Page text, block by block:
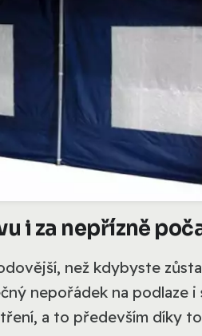
i za nepřízně
než kdybyste
nepořádek na podlaze
a to především díky